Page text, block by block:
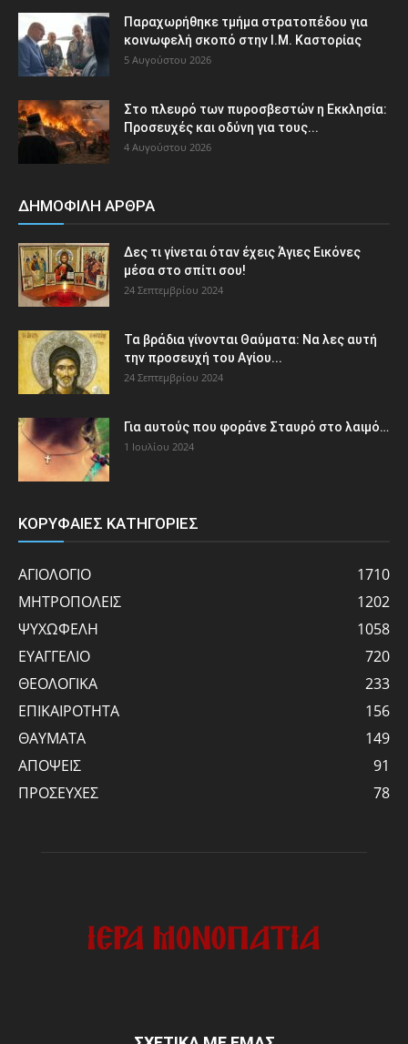
Παραχωρήθηκε τμήμα στρατοπέδου για
κοινωφελή σκοπό στην Ι.Μ. Καστορίας
5 Αυγούστου 2026
Στο πλευρό των πυροσβεστών η Εκκλησία:
Προσευχές και οδύνη για τους...
4 Αυγούστου 2026
ΔΗΜΟΦΙΛΗ ΑΡΘΡΑ
Δες τι γίνεται όταν έχεις Άγιες Εικόνες
μέσα στο σπίτι σου!
24 Σεπτεμβρίου 2024
Τα βράδια γίνονται Θαύματα: Να λες αυτή
την προσευχή του Αγίου...
24 Σεπτεμβρίου 2024
Για αυτούς που φοράνε Σταυρό στο λαιμό…
1 Ιουλίου 2024
ΚΟΡΥΦΑΙΕΣ ΚΑΤΗΓΟΡΙΕΣ
ΑΓΙΟΛΟΓΙΟ
1710
ΜΗΤΡΟΠΟΛΕΙΣ
1202
ΨΥΧΩΦΕΛΗ
1058
ΕΥΑΓΓΕΛΙΟ
720
ΘΕΟΛΟΓΙΚΑ
233
ΕΠΙΚΑΙΡΟΤΗΤΑ
156
ΘΑΥΜΑΤΑ
149
ΑΠΟΨΕΙΣ
91
ΠΡΟΣΕΥΧΕΣ
78